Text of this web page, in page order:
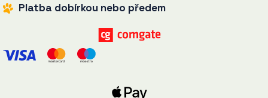
Platba dobírkou nebo předem